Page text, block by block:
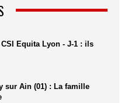
Equita Lyon - J-1 : ils
sur Ain (01) : La famille